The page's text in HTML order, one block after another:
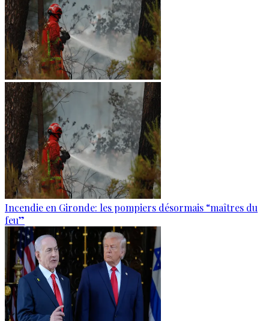
Incendie en Gironde: les pompiers désormais “maîtres du
feu”